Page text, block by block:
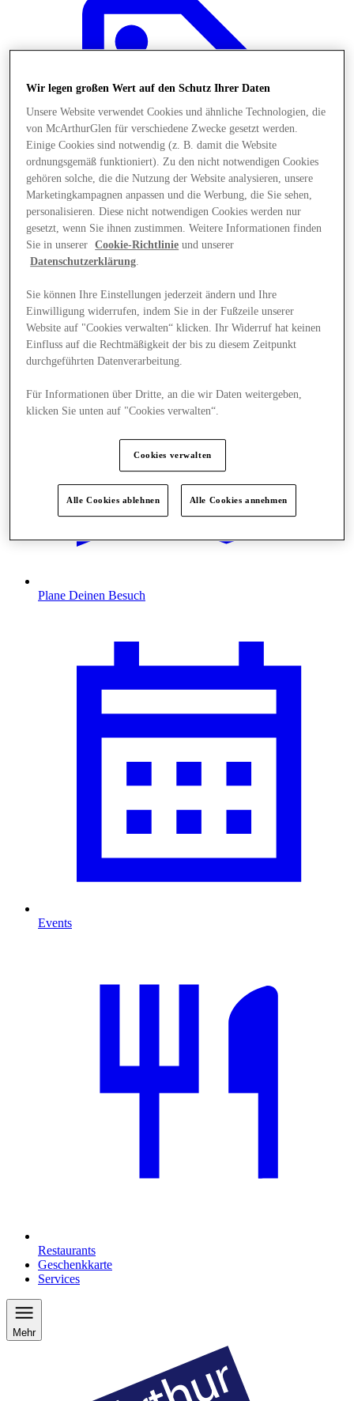
Angebote
Plane Deinen Besuch
Events
Restaurants
Geschenkkarte
Services
Mehr
Wir legen großen Wert auf den Schutz Ihrer Daten
Unsere Website verwendet Cookies und ähnliche Technologien, die
von McArthurGlen für verschiedene Zwecke gesetzt werden.
Einige Cookies sind notwendig (z. B. damit die Website
ordnungsgemäß funktioniert). Zu den nicht notwendigen Cookies
gehören solche, die die Nutzung der Website analysieren, unsere
Marketingkampagnen anpassen und die Werbung, die Sie sehen,
personalisieren. Diese nicht notwendigen Cookies werden nur
gesetzt, wenn Sie ihnen zustimmen. Weitere Informationen finden
Sie in unserer
Cookie-Richtlinie und unserer
Datenschutzerklärung.
Sie können Ihre Einstellungen jederzeit ändern und Ihre
Einwilligung widerrufen, indem Sie in der Fußzeile unserer
Website auf "Cookies verwalten“ klicken. Ihr Widerruf hat keinen
Einfluss auf die Rechtmäßigkeit der bis zu diesem Zeitpunkt
durchgeführten Datenverarbeitung.
Für Informationen über Dritte, an die wir Daten weitergeben,
klicken Sie unten auf "Cookies verwalten“.
Cookies verwalten
Alle Cookies ablehnen Alle Cookies annehmen